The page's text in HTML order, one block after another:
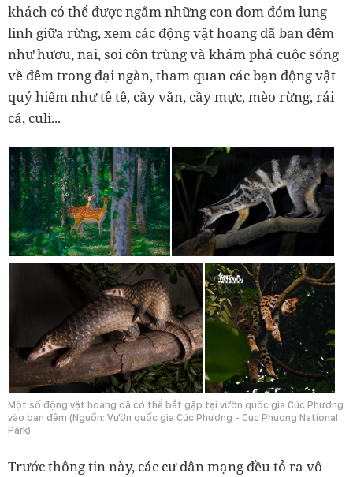
khách có thể được ngắm những con đom đóm lung
linh giữa rừng, xem các động vật hoang dã ban đêm
như hươu, nai, soi côn trùngvà khám phá cuộc sống
về đêm trong đại ngàn, tham quan các bạn động vật
quý hiếm như tê tê, cầy vằn, cầy mực, mèo rừng, rái
cá, culi...
Một số động vật hoang dã có thể bắt gặp tại vườn quốc gia Cúc Phương
vào ban đêm (Nguồn: Vườn quốc gia Cúc Phương - Cuc Phuong National
Park)
Trước thông tin này, các cư dân mạng đều tỏ ra vô